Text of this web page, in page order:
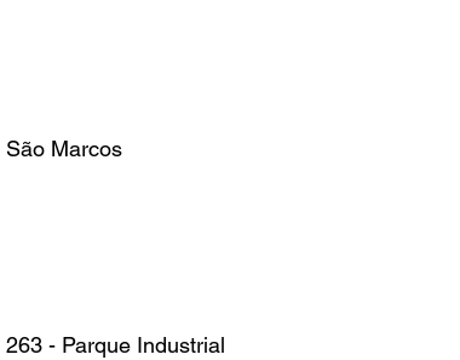
São Marcos
- Parque Industrial